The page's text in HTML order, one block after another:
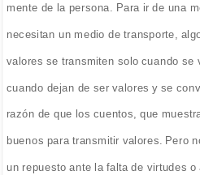
mente de la persona. Para ir de una
necesitan un medio de transporte,
valores se transmiten solo cuando se
cuando dejan de ser valores y se
razón de que los cuentos, que
buenos para transmitir valores. Pero
un repuesto ante la falta de virtudes